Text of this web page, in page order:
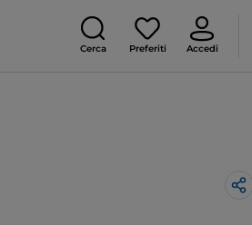
Cerca Preferiti Accedi